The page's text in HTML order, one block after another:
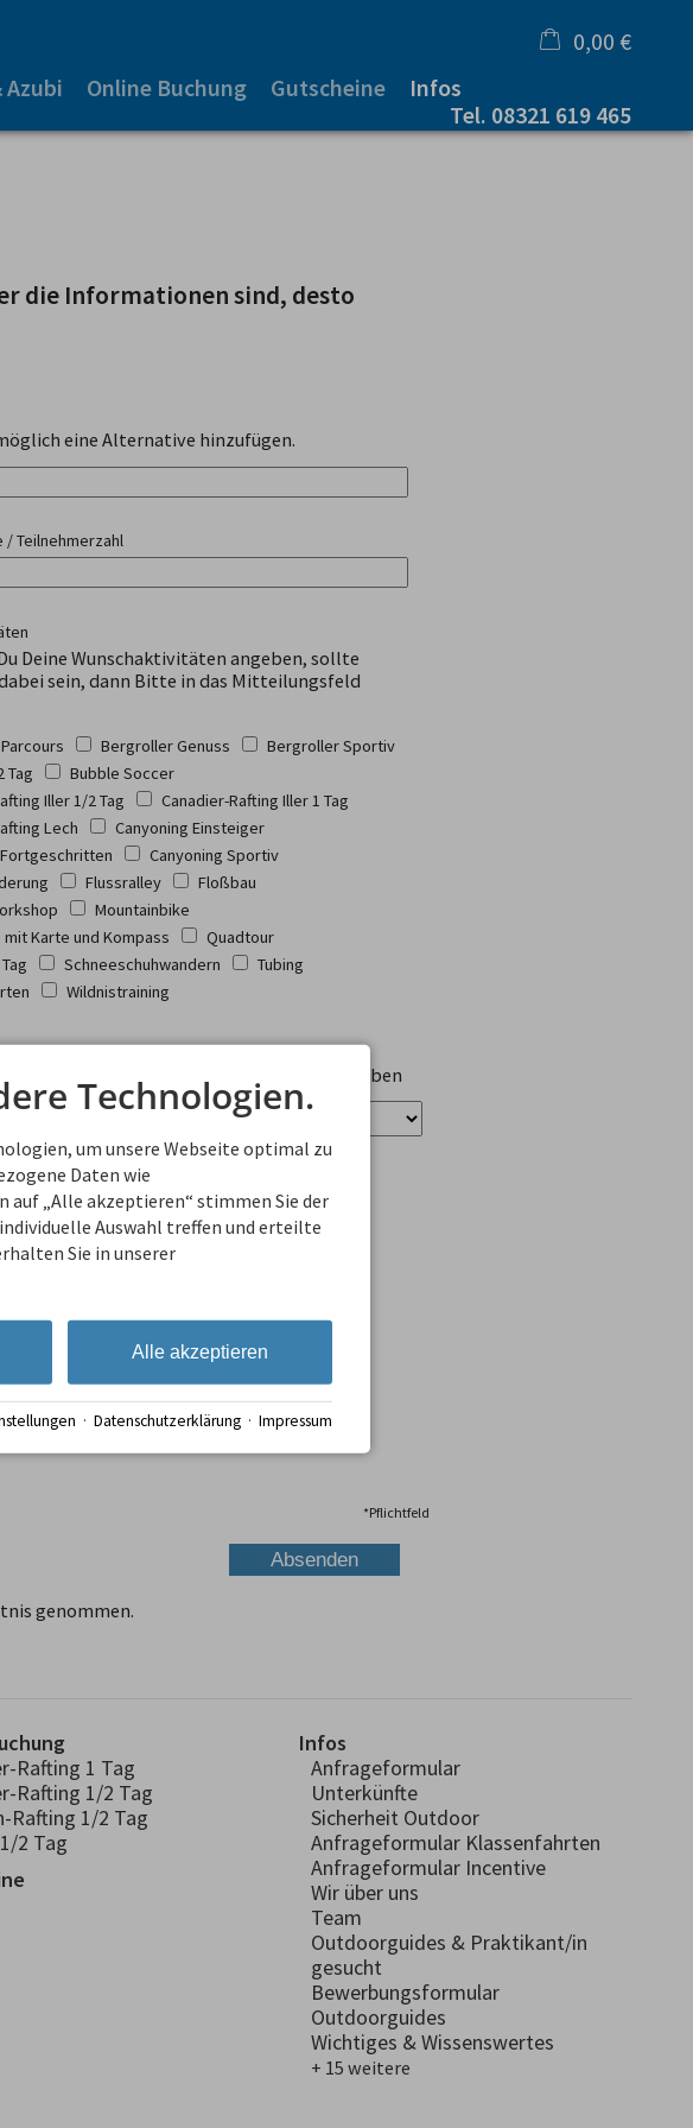
Azubi Online Buchung Gutscheine
Infos
Tel. 08321 619 465
0,00 €
Warenkorb ist leer
die Informationen sind, desto
eine Alternative hinzufügen.
Teilnehmerzahl
Deine Wunschaktivitäten angeben, sollte
sein, dann Bitte in das Mitteilungsfeld
Bergroller Genuss
Bergroller Sportiv
Tag
Bubble Soccer
Iller 1/2 Tag
Canadier-Rafting Iller 1 Tag
Lech
Canyoning Einsteiger
Canyoning Sportiv
Flussralley
Floßbau
Mountainbike
Karte und Kompass
Quadtour
Schneeschuhwandern
Tubing
Wildnistraining
gerne Empfehlungen zu Unterkünften geben
*Pflichtfeld
genommen.
Rafting 1 Tag
Rafting 1/2 Tag
Rafting 1/2 Tag
2 Tag
Infos
Anfrageformular
Unterkünfte
Sicherheit Outdoor
Anfrageformular Klassenfahrten
Anfrageformular Incentive
Wir über uns
Team
Outdoorguides & Praktikant/in
gesucht
Bewerbungsformular
Outdoorguides
Wichtiges & Wissenswertes
+ 15 weitere
Technologien.
um unsere Webseite optimal zu
Daten wie
„Alle akzeptieren“ stimmen Sie der
Auswahl treffen und erteilte
Sie in unserer
Alle akzeptieren
· Datenschutzerklärung · Impressum